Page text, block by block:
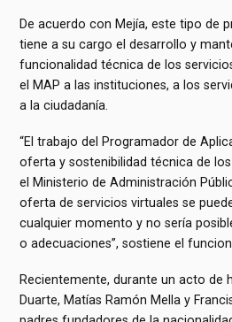
De acuerdo con Mejía, este tipo de
tiene a su cargo el desarrollo y
funcionalidad técnica de los
el MAP a las instituciones, a los
a la ciudadanía.
“El trabajo del Programador de
oferta y sostenibilidad técnica de
el Ministerio de Administración
oferta de servicios virtuales se
cualquier momento y no sería
o adecuaciones”, sostiene el
Recientemente, durante un acto de
Duarte, Matías Ramón Mella y